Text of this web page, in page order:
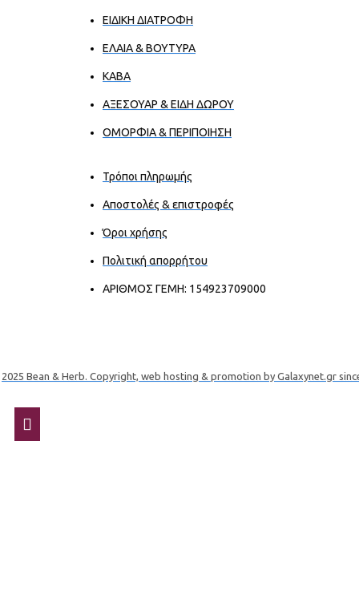
ΕΙΔΙΚΗ ΔΙΑΤΡΟΦΗ
ΕΛΑΙΑ & ΒΟΥΤΥΡΑ
ΚΑΒΑ
ΑΞΕΣΟΥΑΡ & ΕΙΔΗ ΔΩΡΟΥ
ΟΜΟΡΦΙΑ & ΠΕΡΙΠΟΙΗΣΗ
Τρόποι πληρωμής
Αποστολές & επιστροφές
Όροι χρήσης
Πολιτική απορρήτου
ΑΡΙΘΜΟΣ ΓΕΜΗ: 154923709000
2025 Bean & Herb. Copyright, web hosting & promotion by Galaxynet.gr